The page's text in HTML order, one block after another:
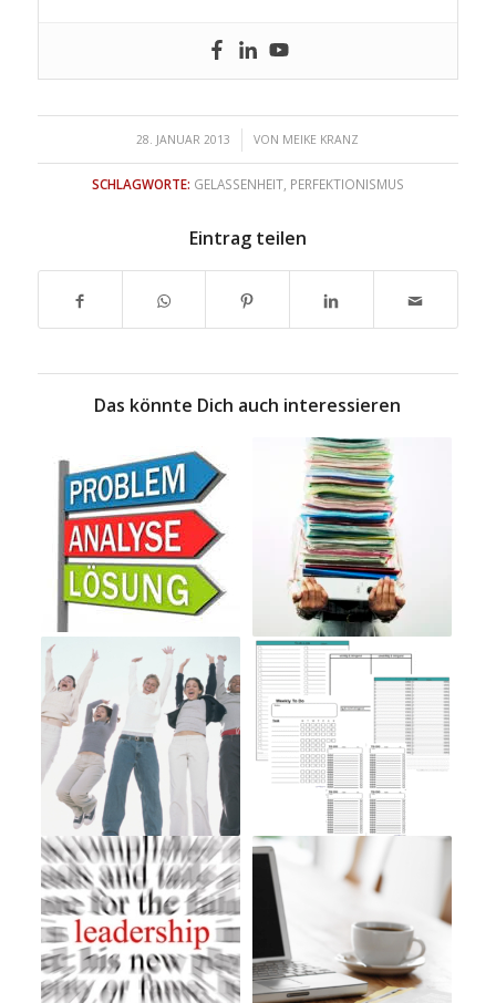
28. JANUAR 2013
/ VON MEIKE KRANZ
SCHLAGWORTE: GELASSENHEIT, PERFEKTIONISMUS
Eintrag teilen
Das könnte Dich auch interessieren